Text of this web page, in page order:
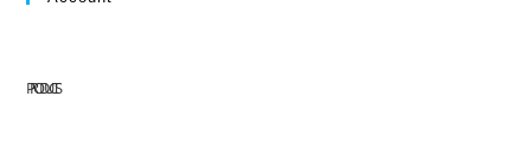
PRODUCTS